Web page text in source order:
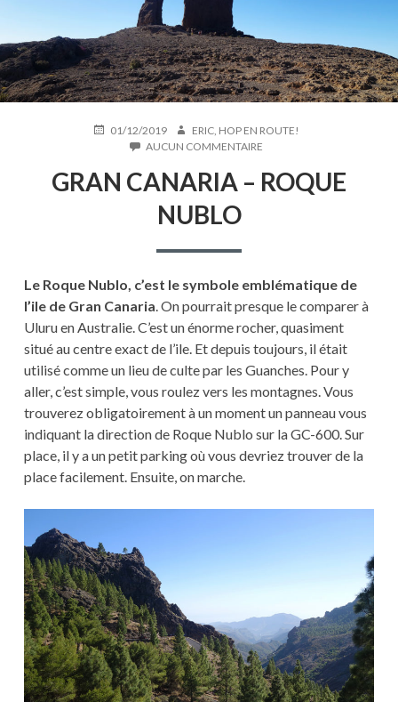
PUBLIÉ01/12/2019 AUTEUR
ERIC, HOP EN ROUTE!
AUCUN COMMENTAIRE
CANARIA
–
GRAN CANARIA – ROQUE
NUBLO
Le Roque Nublo, c’est le symbole emblématique de
l’ile de Gran Canaria . On pourrait presque le comparer à
Uluru en Australie. C’est un énorme rocher, quasiment
situé au centre exact de l’ile. Et depuis toujours, il était
utilisé comme un lieu de culte par les Guanches. Pour y
aller, c’est simple, vous roulez vers les montagnes. Vous
trouverez obligatoirement à un moment un panneau vous
indiquant la direction de Roque Nublo sur la GC-600. Sur
place, il y a un petit parking où vous devriez trouver de la
place facilement. Ensuite, on marche.